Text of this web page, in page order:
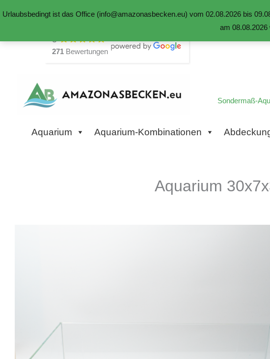
Urlaubsbedingt ist das Office (info@amazonasbecken.eu) vom 02.08.2026 bis
am 08.08.2026
5
271 Bewertungen
Sondermaß-
Aquarium Aquarium-Kombinationen
Aquarium